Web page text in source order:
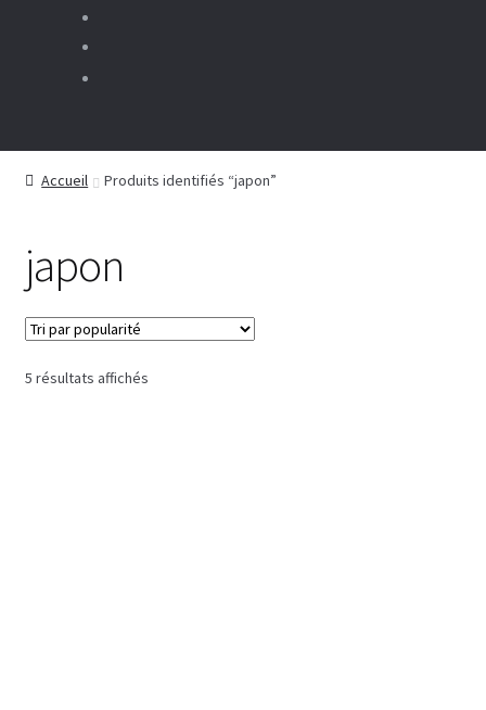
Accueil Produits identifiés “japon”
japon
5 résultats affichésTrié